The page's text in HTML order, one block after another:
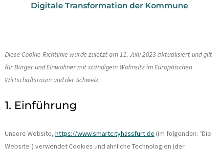
Digitale Transformation der Kommune
Diese Cookie-Richtlinie wurde zuletzt am 11. Juni 2023 aktualisiert und gilt
für Bürger und Einwohner mit ständigem Wohnsitz im Europäischen
Wirtschaftsraum und der Schweiz.
1. Einführung
Unsere Website, https://www.smartcityhassfurt.de (im folgenden: "Die
Website") verwendet Cookies und ähnliche Technologien (der